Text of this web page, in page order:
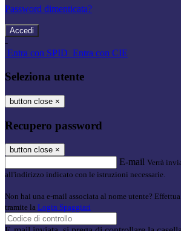
Password dimenticata?
-
Entra con SPID Entra con CIE
Seleziona utente
button close ×
Recupero password
button close ×
E-mail Verrà
all'indirizzo indicato con le istruzioni necessarie.
Non hai una e-mail associata al nome utente?
tramite la Login Spaggiari